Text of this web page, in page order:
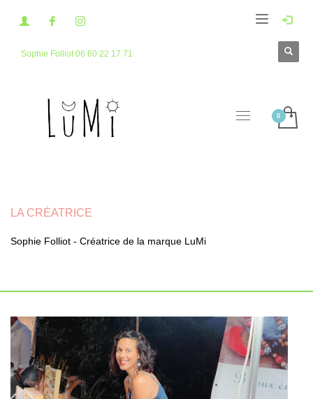
Sophie Folliot 06 60 22 17 71
LA CRÉATRICE
Sophie Folliot - Créatrice de la marque LuMi